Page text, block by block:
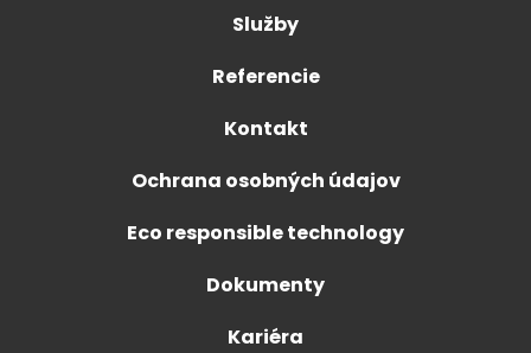
Služby
Referencie
Kontakt
Ochrana osobných údajov
Eco responsible technology
Dokumenty
Kariéra